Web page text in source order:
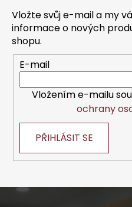
Vložte svůj e-mail a my
informace o nových
shopu.
E-mail
Vložením e-mailu
ochrany
PŘIHLÁSIT SE